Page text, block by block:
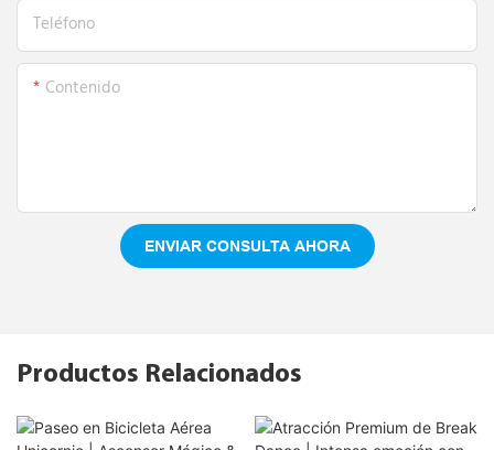
Teléfono
Contenido
ENVIAR CONSULTA AHORA
Productos Relacionados